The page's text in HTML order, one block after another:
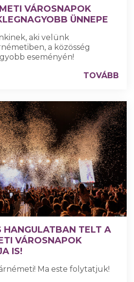
VÁROSNAPOK
ÜNNEPE
aki velünk
a közösség
eseményén!
TOVÁBB
HANGULATBAN TELT A
VÁROSNAPOK
IS!
Ma este folytatjuk!